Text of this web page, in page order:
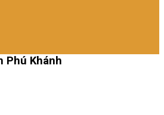
Phú Khánh